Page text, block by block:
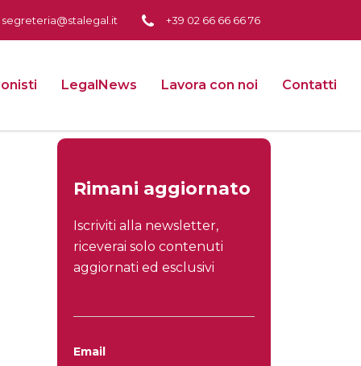
segreteria@stalegal.it +39 02 66 66 66 76
LegalNews Lavora con noi Contatti
Rimani aggiornato
Iscriviti alla newsletter,
riceverai solo contenuti
aggiornati ed esclusivi
Email